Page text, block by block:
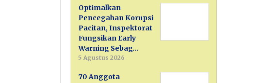
Optimalkan
Pencegahan Korupsi
Pacitan, Inspektorat
Fungsikan Early
Warning Sebag…
5 Agustus 2026
70 Anggota